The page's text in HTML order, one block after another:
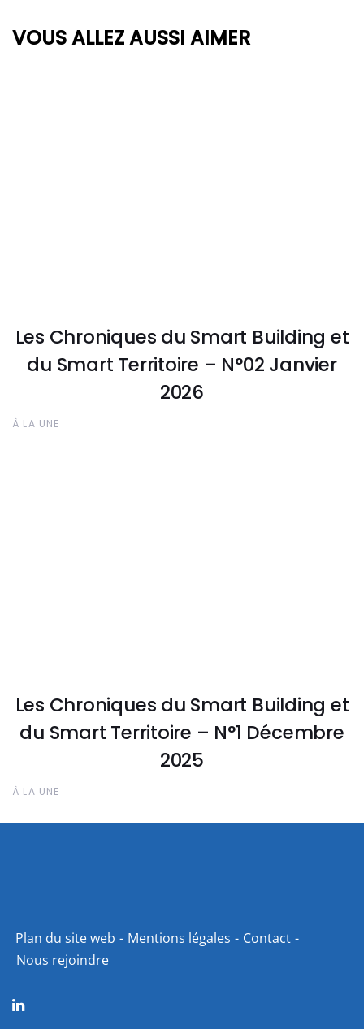
VOUS ALLEZ AUSSI AIMER
Les Chroniques du Smart Building et
du Smart Territoire – N°02 Janvier
2026
À LA UNE
Les Chroniques du Smart Building et
du Smart Territoire – N°1 Décembre
2025
À LA UNE
Plan du site web Mentions légales
Contact
Nous rejoindre